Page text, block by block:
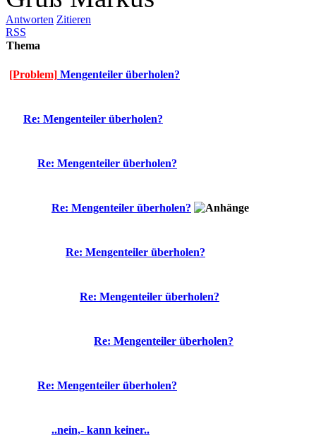
Antworten Zitieren
RSS
Thema
[Problem] Mengenteiler überholen?
Re: Mengenteiler überholen?
Re: Mengenteiler überholen?
Re: Mengenteiler überholen?
Re: Mengenteiler überholen?
Re: Mengenteiler überholen?
Re: Mengenteiler überholen?
Re: Mengenteiler überholen?
..nein,- kann keiner..